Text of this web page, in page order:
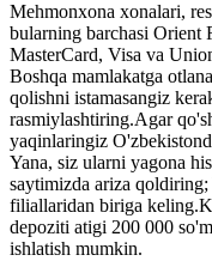
Mehmonxona xonalari,
bularning barchasi Orient
MasterCard, Visa va
Boshqa mamlakatga
qolishni istamasangiz
rasmiylashtiring.Agar
yaqinlaringiz
Yana, siz ularni yagona
saytimizda ariza
filiallaridan biriga
depoziti atigi 200 000
ishlatish mumkin.